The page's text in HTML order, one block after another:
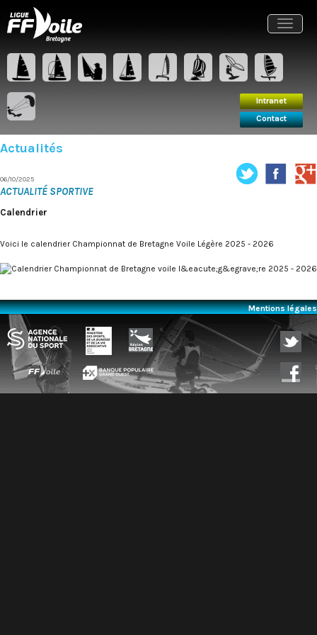
Actualités
06/10/2025
ACTUALITÉ SPORTIVE
Calendrier
Voici le calendrier Championnat de Bretagne Voile Légère 2025 - 2026
Mentions légales
Intranet
Contact
Intranet
Toggle